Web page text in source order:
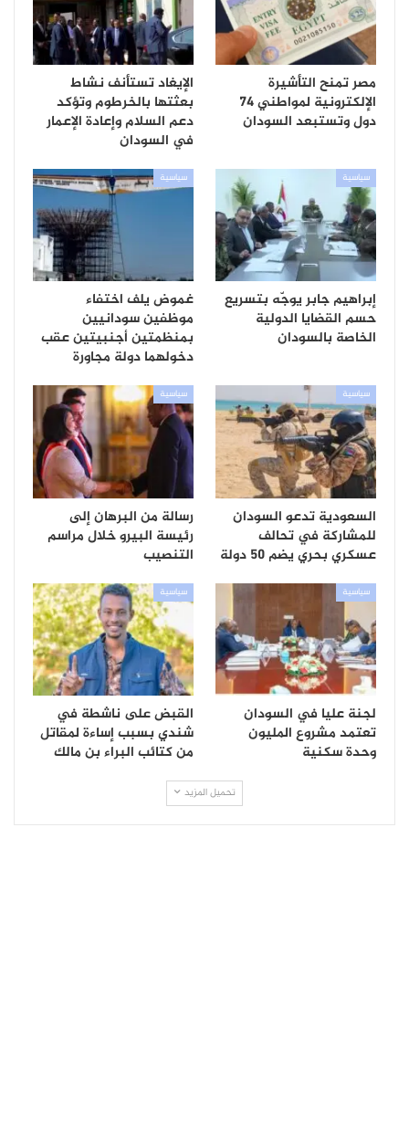
مصر تمنح التأشيرة
الإلكترونية لمواطني 74
دول وتستبعد السودان
الإيغاد تستأنف نشاط
بعثتها بالخرطوم وتؤكد
دعم السلام وإعادة الإعمار
في السودان
سياسية
إبراهيم جابر يوجّه بتسريع
حسم القضايا الدولية
الخاصة بالسودان
سياسية
غموض يلف اختفاء
موظفين سودانيين
بمنظمتين أجنبيتين عقب
دخولهما دولة مجاورة
سياسية
السعودية تدعو السودان
للمشاركة في تحالف
عسكري بحري يضم 50 دولة
سياسية
رسالة من البرهان إلى
رئيسة البيرو خلال مراسم
التنصيب
سياسية
لجنة عليا في السودان
تعتمد مشروع المليون
وحدة سكنية
سياسية
القبض على ناشطة في
شندي بسبب إساءة لمقاتل
من كتائب البراء بن مالك
تحميل المزيد